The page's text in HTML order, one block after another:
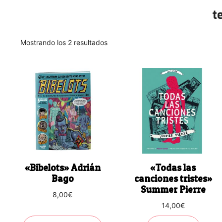
Mostrando los 2 resultadosOrdenado
«Bibelots» Adrián
Bago
8,00€
«Todas las
canciones tristes»
Summer Pierre
14,00€